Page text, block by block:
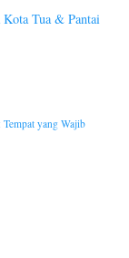
Tua & Pantai
yang Wajib